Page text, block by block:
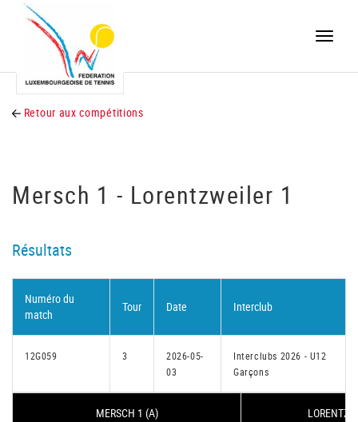
Toggle
Retour aux compétitions
Mersch 1 - Lorentzweiler 1
Résultats
Numéro du
match
Tour Date Interclub
12G059 3
2026-05-
03
Interclubs 2026 - U12
Garçons
MERSCH 1 (A)